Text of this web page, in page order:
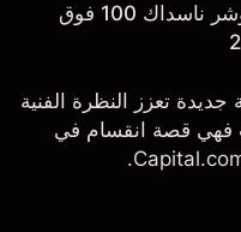
التداول على مؤشر ناسداك 100 فوق
تعزز النظرة الفنية
فهي قصة انقسام في